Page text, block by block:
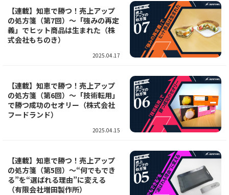
【連載】知恵で勝つ！売上アップ
の処方箋（第7回）～「強みの再定
義」でヒット商品は生まれた（株
式会社もちのき）
2025.04.17
【連載】知恵で勝つ！売上アップ
の処方箋（第6回）～「技術転用」
で勝つ成功のセオリー（株式会社
フードランド）
2025.04.15
【連載】知恵で勝つ！売上アップ
の処方箋（第5回）～“何でもでき
る”を“選ばれる理由”に変える
（有限会社増田製作所）